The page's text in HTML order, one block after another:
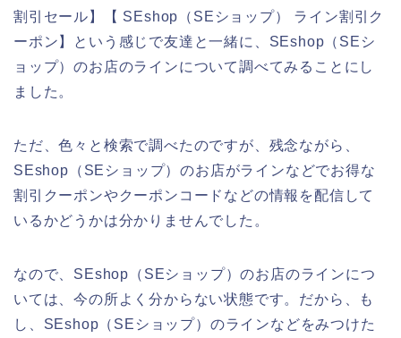
割引セール】【 SEshop（SEショップ） ライン割引ク
ーポン】という感じで友達と一緒に、SEshop（SEシ
ョップ）のお店のラインについて調べてみることにし
ました。
ただ、色々と検索で調べたのですが、残念ながら、
SEshop（SEショップ）のお店がラインなどでお得な
割引クーポンやクーポンコードなどの情報を配信して
いるかどうかは分かりませんでした。
なので、SEshop（SEショップ）のお店のラインにつ
いては、今の所よく分からない状態です。だから、も
し、SEshop（SEショップ）のラインなどをみつけた